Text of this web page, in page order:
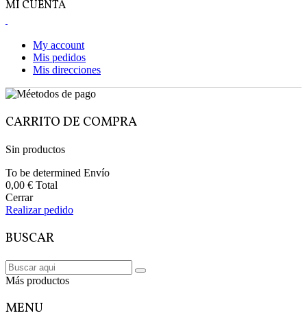
MI CUENTA
My account
Mis pedidos
Mis direcciones
CARRITO DE COMPRA
Sin productos
To be determined Envío
0,00 € Total
Cerrar
Realizar pedido
BUSCAR
Más productos
MENU